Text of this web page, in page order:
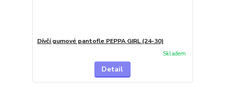
Dívčí gumové pantofle PEPPA GIRL (24-30)
Skladem
Detail